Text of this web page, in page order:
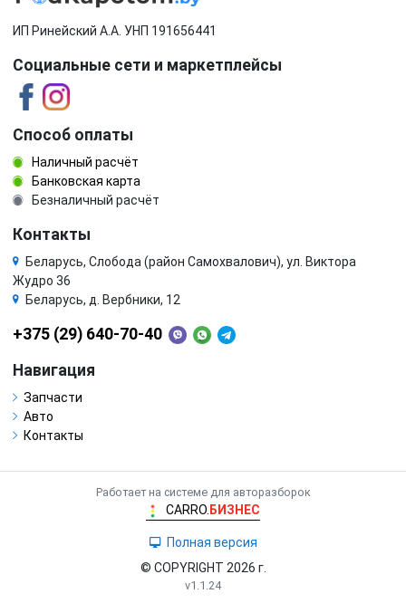
ИП Ринейский А.А. УНП 191656441
Социальные сети и маркетплейсы
Способ оплаты
Наличный расчёт
Банковская карта
Безналичный расчёт
Контакты
Беларусь, Слобода (район Самохвалович), ул. Виктора
Жудро 36
Беларусь, д. Вербники, 12
+375 (29) 640-70-40
Навигация
Запчасти
Авто
Контакты
Работает на системе для авторазборок
CARRO. БИЗНЕС
Полная версия
© COPYRIGHT 2026 г.
v1.1.24